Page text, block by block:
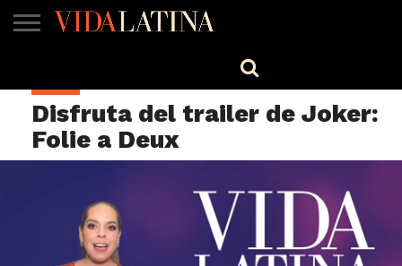
TV
Disfruta del trailer de Joker:
Folie a Deux